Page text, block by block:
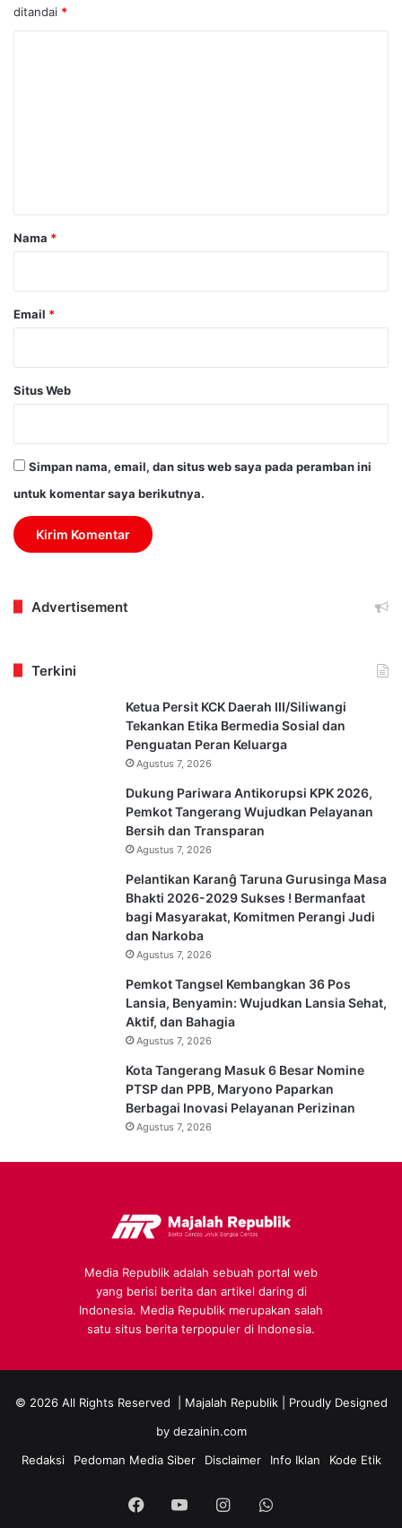
ditandai *
rNama *
Email *
Situs Web
Simpan nama, email, dan situs web saya pada peramban ini
untuk komentar saya berikutnya.
Advertisement
Terkini
Ketua Persit KCK Daerah III/Siliwangi
Tekankan Etika Bermedia Sosial dan
Penguatan Peran Keluarga
Agustus 7, 2026
Dukung Pariwara Antikorupsi KPK 2026,
Pemkot Tangerang Wujudkan Pelayanan
Bersih dan Transparan
Agustus 7, 2026
Pelantikan Karanĝ Taruna Gurusinga Masa
Bhakti 2026-2029 Sukses ! Bermanfaat
bagi Masyarakat, Komitmen Perangi Judi
dan Narkoba
Agustus 7, 2026
Pemkot Tangsel Kembangkan 36 Pos
Lansia, Benyamin: Wujudkan Lansia Sehat,
Aktif, dan Bahagia
Agustus 7, 2026
Kota Tangerang Masuk 6 Besar Nomine
PTSP dan PPB, Maryono Paparkan
Berbagai Inovasi Pelayanan Perizinan
Agustus 7, 2026
Media Republik adalah sebuah portal web
yang berisi berita dan artikel daring di
Indonesia. Media Republik merupakan salah
satu situs berita terpopuler di Indonesia.
© 2026 All Rights Reserved | Majalah Republik| Proudly Designed
by dezainin.com
Redaksi
Pedoman Media Siber Disclaimer Info Iklan Kode Etik
Facebook
YouTubeInstagramWhatsApp